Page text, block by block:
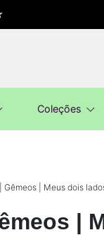
Coleções
Gêmeos | Meus dois
|